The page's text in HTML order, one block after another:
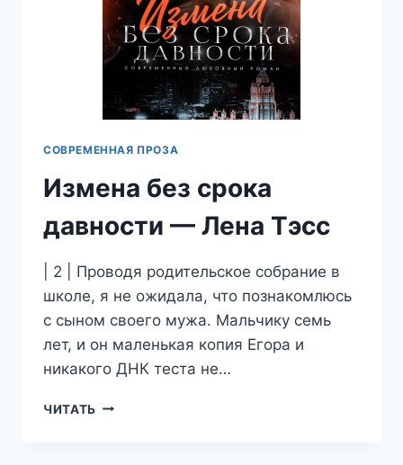
СОВРЕМЕННАЯ ПРОЗА
Измена без срока
давности — Лена Тэсс
| 2 | Проводя родительское собрание в
школе, я не ожидала, что познакомлюсь
с сыном своего мужа. Мальчику семь
лет, и он маленькая копия Егора и
никакого ДНК теста не…
ЧИТАТЬ ИЗМЕНА